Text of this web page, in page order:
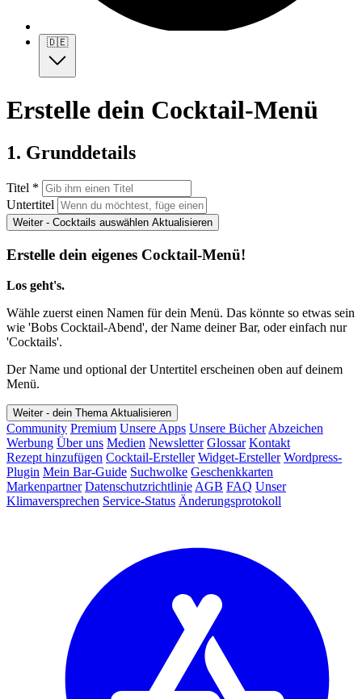
🇩🇪
Erstelle dein Cocktail-Menü
1. Grunddetails
Titel *
Untertitel
Weiter - Cocktails auswählen Aktualisieren
Erstelle dein eigenes Cocktail-Menü!
Los geht's.
Wähle zuerst einen Namen für dein Menü. Das könnte so etwas sein
wie 'Bobs Cocktail-Abend', der Name deiner Bar, oder einfach nur
'Cocktails'.
Der Name und optional der Untertitel erscheinen oben auf deinem
Menü.
Weiter - dein Thema Aktualisieren
Community Premium Unsere Apps Unsere Bücher Abzeichen
Werbung Über uns Medien Newsletter Glossar Kontakt
Rezept hinzufügen Cocktail-Ersteller Widget-Ersteller Wordpress-
Plugin Mein Bar-Guide Suchwolke Geschenkkarten
Markenpartner Datenschutzrichtlinie AGB FAQ Unser
Klimaversprechen Service-Status Änderungsprotokoll